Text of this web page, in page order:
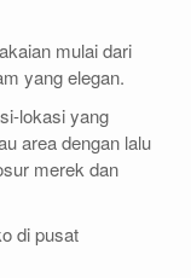
mulai dari
yang elegan.
lokasi yang
area dengan lalu
merek dan
di pusat